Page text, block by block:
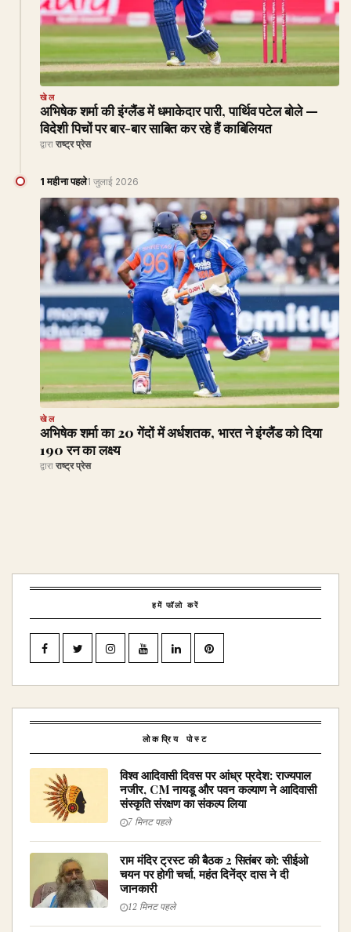
खेल
अभिषेक शर्मा की इंग्लैंड में धमाकेदार पारी, पार्थिव पटेल बोले —
विदेशी पिचों पर बार-बार साबित कर रहे हैं काबिलियत
द्वारा राष्ट्र प्रेस
1 महीना पहले1 जुलाई 2026
खेल
अभिषेक शर्मा का 20 गेंदों में अर्धशतक, भारत ने इंग्लैंड को दिया
190 रन का लक्ष्य
द्वारा राष्ट्र प्रेस
हमें फॉलो करें
लोकप्रिय पोस्ट
विश्व आदिवासी दिवस पर आंध्र प्रदेश: राज्यपाल
नजीर, CM नायडू और पवन कल्याण ने आदिवासी
संस्कृति संरक्षण का संकल्प लिया
7 मिनट पहले
राम मंदिर ट्रस्ट की बैठक 2 सितंबर को: सीईओ
चयन पर होगी चर्चा, महंत दिनेंद्र दास ने दी
जानकारी
12 मिनट पहले